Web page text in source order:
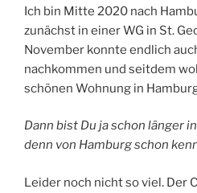
Ich bin Mitte 2020 nach
zunächst in einer WG in St.
November konnte endlich
nachkommen und seitdem
schönen Wohnung in
Dann bist Du ja schon länger
denn von Hamburg schon
Leider noch nicht so viel. Der